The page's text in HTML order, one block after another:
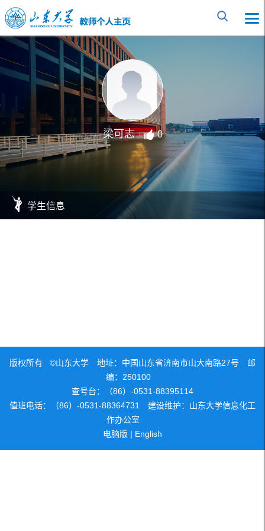
梁可志 0
学生信息
版权所有 ©山东大学 地址：中国山东省济南市山大南路27号 邮
编：250100
查号台：（86）-0531-88395114
值班电话：（86）-0531-88364731 建设维护：山东大学信息化工
作办公室
电脑版 | English